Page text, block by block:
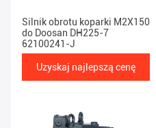
Silnik obrotu koparki M2X150
do Doosan DH225-7
62100241-J
Uzyskaj najlepszą cenę